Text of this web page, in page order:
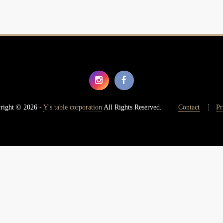
© 2026 - Y's table corporation All Rights Reserved. Contact